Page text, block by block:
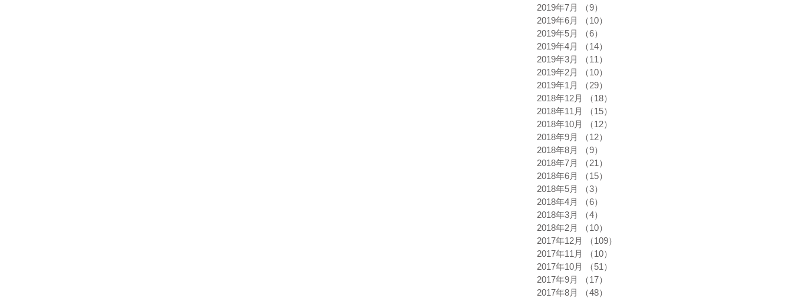
2019年7月
（9）
2019年6月
（10）
2019年5月
（6）
2019年4月
（14）
2019年3月
（11）
2019年2月
（10）
2019年1月
（29）
2018年12月
（18）
2018年11月
（15）
2018年10月
（12）
2018年9月
（12）
2018年8月
（9）
2018年7月
（21）
2018年6月
（15）
2018年5月
（3）
2018年4月
（6）
2018年3月
（4）
2018年2月
（10）
2017年12月
（109）
2017年11月
（10）
2017年10月
（51）
2017年9月
（17）
2017年8月
（48）